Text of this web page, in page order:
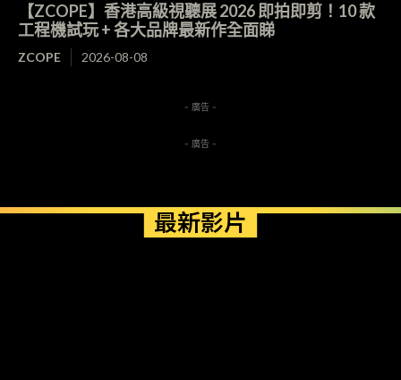
【ZCOPE】香港高級視聽展 2026 即拍即剪！10 款
工程機試玩 + 各大品牌最新作全面睇
ZCOPE 2026-08-08
- 廣告 -
- 廣告 -
最新影片